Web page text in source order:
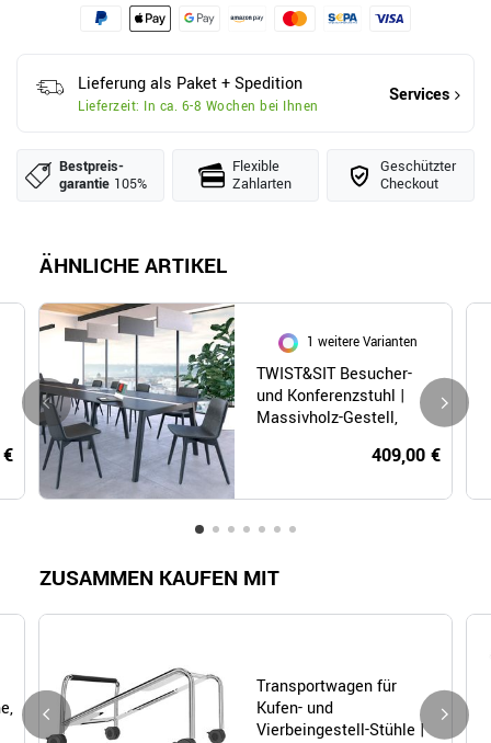
Lieferung als Paket + Spedition
Lieferzeit: In ca. 6-8 Wochen bei Ihnen
Services
Bestpreis­
garantie 105%
Flexible
Zahlarten
Geschützter
Checkout
ÄHNLICHE ARTIKEL
1 weitere Varianten
TWIST&SIT Besucher-
und Konferenzstuhl |
Massivholz-Gestell,
409,00 €
ZUSAMMEN KAUFEN MIT
Transportwagen für
Kufen- und
Vierbeingestell-Stühle |